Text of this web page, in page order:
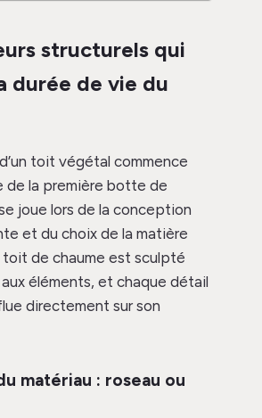
structurels qui
durée de vie du
toit végétal commence
de la première botte de
joue lors de la conception
et du choix de la matière
toit de chaume est sculpté
éléments, et chaque détail
directement sur son
matériau : roseau ou